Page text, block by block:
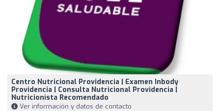
Centro Nutricional Providencia | Examen Inbody
Providencia | Consulta Nutricional Providencia |
Nutricionista Recomendado
Ver información y datos de contacto